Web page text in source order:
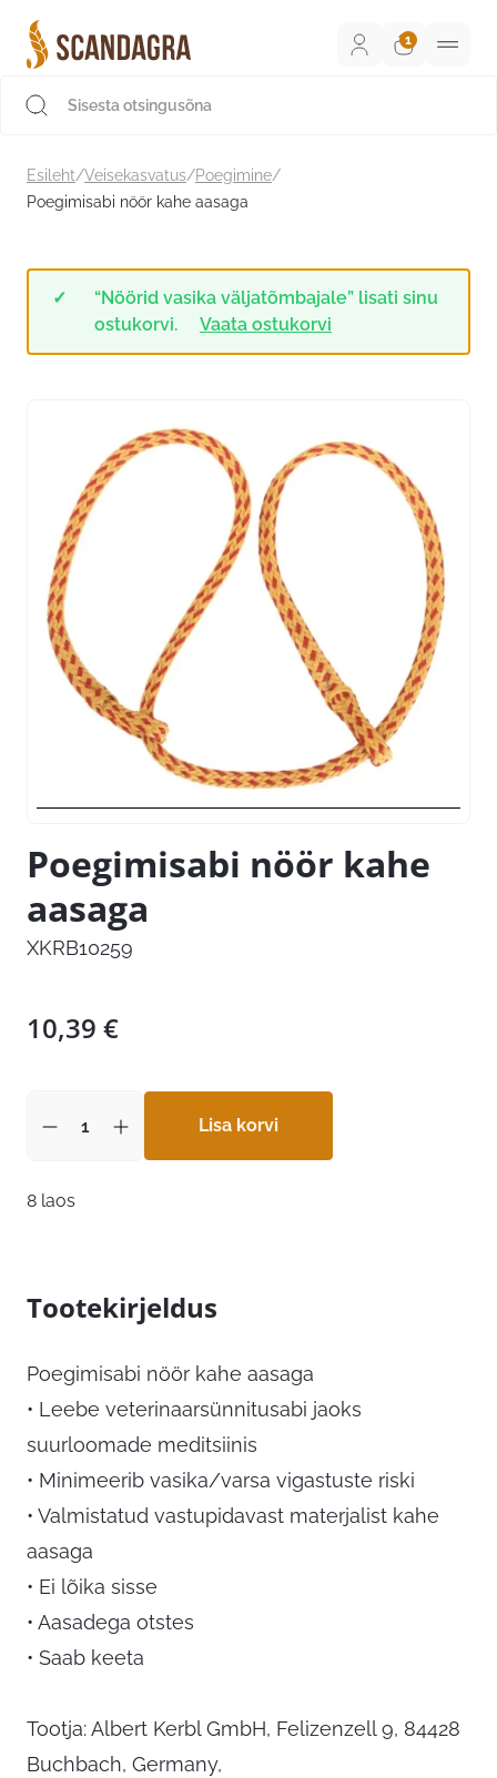
sisu
juurde
Esileht/Veisekasvatus/Poegimine/
Poegimisabi nöör kahe aasaga
“Nöörid vasika väljatõmbajale” lisati sinu
ostukorvi.
Vaata ostukorvi
Poegimisabi nöör kahe
aasaga
XKRB10259
10,39 €
Lisa korvi
8 laos
Tootekirjeldus
Poegimisabi nöör kahe aasaga
• Leebe veterinaarsünnitusabi jaoks
suurloomade meditsiinis
• Minimeerib vasika/varsa vigastuste riski
• Valmistatud vastupidavast materjalist kahe
aasaga
• Ei lõika sisse
• Aasadega otstes
• Saab keeta
Tootja: Albert Kerbl GmbH, Felizenzell 9, 84428
Buchbach, Germany,